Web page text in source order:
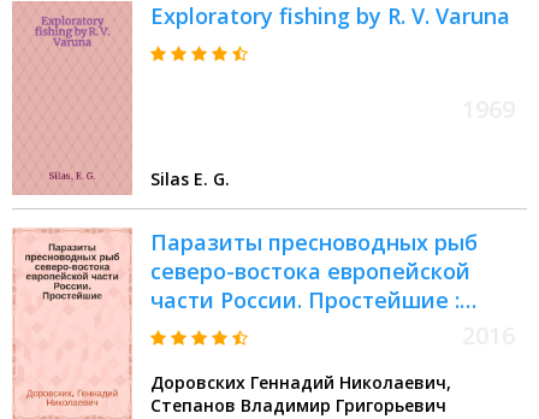
Exploratory fishing by R. V. Varuna
Silas E. G.
Паразиты пресноводных рыб
северо-востока европейской
части России. Простейшие :
монография
Доровских Геннадий Николаевич,
Степанов Владимир Григорьевич